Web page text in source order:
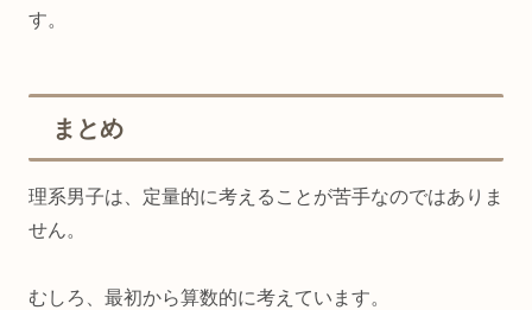
す。
まとめ
理系男子は、定量的に考えることが苦手なのではありま
せん。
むしろ、最初から算数的に考えています。